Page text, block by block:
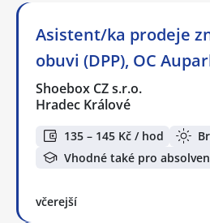
Asistent/ka prodeje
obuvi (DPP), OC
Shoebox CZ s.r.o.
Hradec Králové
135 – 145 Kč / hod
Vhodné také pro
včerejší